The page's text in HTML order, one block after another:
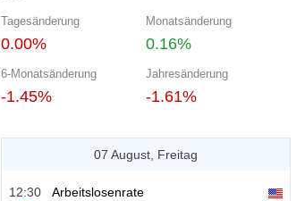
Tagesänderung
0.00%
Monatsänderung
0.16%
6-Monatsänderung
-1.45%
Jahresänderung
-1.61%
07 August, Freitag
12:30
Arbeitslosenrate